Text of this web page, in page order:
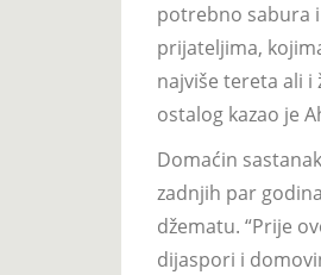
potrebno sabura
prijateljima,
najviše tereta ali i
ostalog kazao je
Domaćin
zadnjih par
džematu. “Prije
dijaspori i